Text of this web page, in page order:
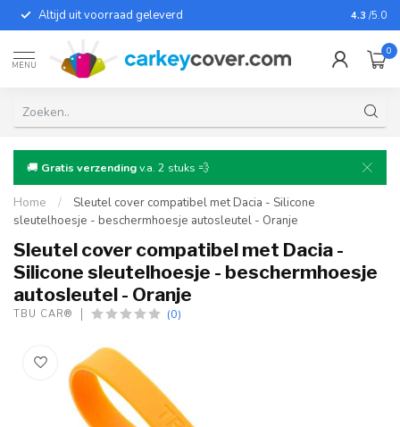
Altijd uit voorraad geleverd Voor
4.3 /5.0
MENU
0
🚚 Gratis verzendingv.a. 2 stuks 💨
Home /
Sleutel cover compatibel met Dacia - Silicone
sleutelhoesje - beschermhoesje autosleutel - Oranje
Sleutel cover compatibel met Dacia -
Silicone sleutelhoesje - beschermhoesje
autosleutel - Oranje
TBU CAR® (0)